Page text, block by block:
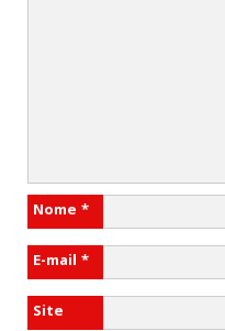
Nome *
E-mail *
Site